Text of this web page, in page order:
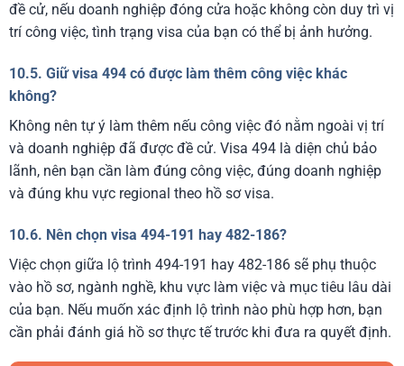
đề cử, nếu doanh nghiệp đóng cửa hoặc không còn duy trì vị
trí công việc, tình trạng visa của bạn có thể bị ảnh hưởng.
10.5. Giữ visa 494 có được làm thêm công việc khác
không?
Không nên tự ý làm thêm nếu công việc đó nằm ngoài vị trí
và doanh nghiệp đã được đề cử. Visa 494 là diện chủ bảo
lãnh, nên bạn cần làm đúng công việc, đúng doanh nghiệp
và đúng khu vực regional theo hồ sơ visa.
10.6. Nên chọn visa 494-191 hay 482-186?
Việc chọn giữa lộ trình 494-191 hay 482-186 sẽ phụ thuộc
vào hồ sơ, ngành nghề, khu vực làm việc và mục tiêu lâu dài
của bạn. Nếu muốn xác định lộ trình nào phù hợp hơn, bạn
cần phải đánh giá hồ sơ thực tế trước khi đưa ra quyết định.